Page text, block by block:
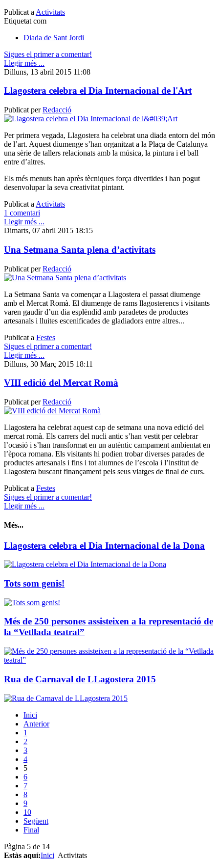
Publicat a Activitats
Etiquetat com
Diada de Sant Jordi
Sigues el primer a comentar!
Llegir més ...
Dilluns, 13 abril 2015 11:08
Llagostera celebra el Dia Internacional de l'Art
Publicat perRedacció
Per primera vegada, Llagostera ha celebrat una diada entorn del món
de l’art. Aquest diumenge s’han organitzat a la Plaça de Catalunya
una sèrie de tallers relacionats amb la música, la pintura i el ball
entre d’altres.
Els més menuts han après tècniques força divertides i han pogut
desenvolupar la seva creativitat pintant.
Publicat a Activitats
1 comentari
Llegir més ...
Dimarts, 07 abril 2015 18:15
Una Setmana Santa plena d’activitats
Publicat perRedacció
La Setmana Santa va començar a Llagostera el passat diumenge
amb el Mercat Romà. El diumenge de rams llagosterencs i visitants
varen gaudir d’un dia esplèndid amb paradetes de productes
artesanals i lluites escenificades de gladiadors entre altres...
Publicat a Festes
Sigues el primer a comentar!
Llegir més ...
Dilluns, 30 Març 2015 18:11
VIII edició del Mercat Romà
Publicat perRedacció
Llagostera ha celebrat aquest cap de setmana una nova edició del
mercat romà. Els carrers del nucli antic s’han vestit per celebrar
l’ocasió i s’han transformat en un autèntic campament ambientat en
l’època romana. Els visitants hi podien trobar diverses parades de
productes artesanals i fins i tot alumnes de l’escola i l’institut de
Llagostera buscant finançament pels seus viatges de final de curs.
Publicat a Festes
Sigues el primer a comentar!
Llegir més ...
Més...
Llagostera celebra el Dia Internacional de la Dona
Tots som genis!
Més de 250 persones assisteixen a la representació de
la “Vetllada teatral”
Rua de Carnaval de LLagostera 2015
Inici
Anterior
1
2
3
4
5
6
7
8
9
10
Següent
Final
Pàgina 5 de 14
Estàs aquí:Inici Activitats